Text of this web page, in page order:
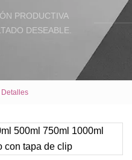
PRODUCTIVA
DESEABLE.
Detalles